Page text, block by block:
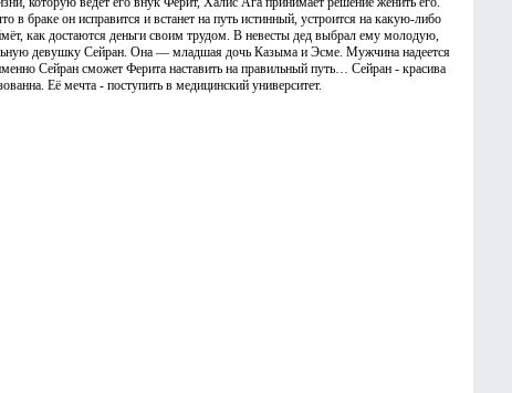
в браке он исправится и встанет на путь истинный, устроится на какую-либо
как достаются деньги своим трудом. В невесты дед выбрал ему молодую,
девушку Сейран. Она — младшая дочь Казыма и Эсме. Мужчина надеется
Сейран сможет Ферита наставить на правильный путь… Сейран - красива
Её мечта - поступить в медицинский университет.